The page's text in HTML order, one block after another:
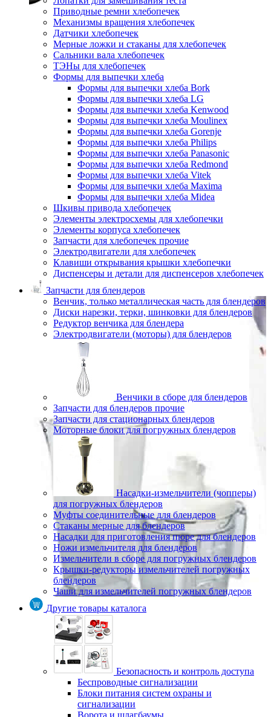
Приводные ремни хлебопечек
Механизмы вращения хлебопечек
Датчики хлебопечек
Мерные ложки и стаканы для хлебопечек
Сальники вала хлебопечек
ТЭНы для хлебопечек
Формы для выпечки хлеба
Формы для выпечки хлеба Bork
Формы для выпечки хлеба LG
Формы для выпечки хлеба Kenwood
Формы для выпечки хлеба Moulinex
Формы для выпечки хлеба Gorenje
Формы для выпечки хлеба Philips
Формы для выпечки хлеба Panasonic
Формы для выпечки хлеба Redmond
Формы для выпечки хлеба Vitek
Формы для выпечки хлеба Maxima
Формы для выпечки хлеба Midea
Шкивы привода хлебопечек
Элементы электросхемы для хлебопечки
Элементы корпуса хлебопечек
Запчасти для хлебопечек прочие
Электродвигатели для хлебопечек
Клавиши открывания крышки хлебопечки
Диспенсеры и детали для диспенсеров хлебопечек
Запчасти для блендеров
Венчик, только металлическая часть для блендеров
Диски нарезки, терки, шинковки для блендеров
Редуктор венчика для блендера
Электродвигатели (моторы) для блендеров
Венчики в сборе для блендеров
Запчасти для блендеров прочие
Запчасти для стационарных блендеров
Моторные блоки для погружных блендеров
Насадки-измельчители (чопперы)
для погружных блендеров
Муфты соединительные для блендеров
Стаканы мерные для блендеров
Насадки для приготовления пюре для блендеров
Ножи измельчителя для блендеров
Измельчители в сборе для погружных блендеров
Крышки-редукторы измельчителей погружных
блендеров
Чаши для измельчителей погружных блендеров
Другие товары каталога
Безопасность и контроль доступа
Беспроводные сигнализации
Блоки питания систем охраны и
сигнализации
Ворота и шлагбаумы